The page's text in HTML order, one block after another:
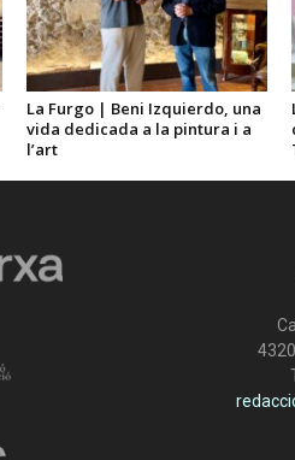
La Furgo | Beni Izquierdo, una
vida dedicada a la pintura i a
l’art